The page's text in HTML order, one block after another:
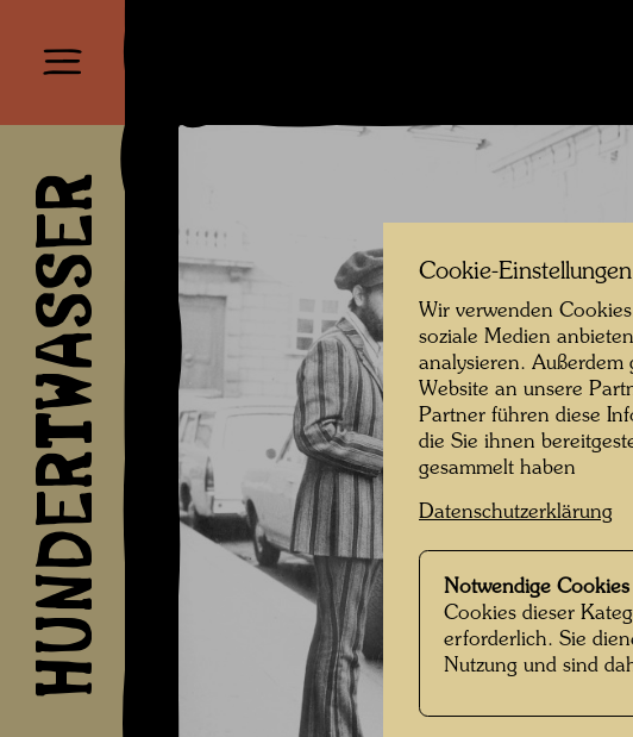
HUNDERTWASSER Cookie-Einstellungen
Wir verwenden
soziale Medien
analysieren.
Website an unsere
Partner führen diese
die Sie ihnen
gesammelt haben
Datenschutzerklärung
Notwendige Cookies
Cookies dieser
erforderlich. Sie
Nutzung und sind